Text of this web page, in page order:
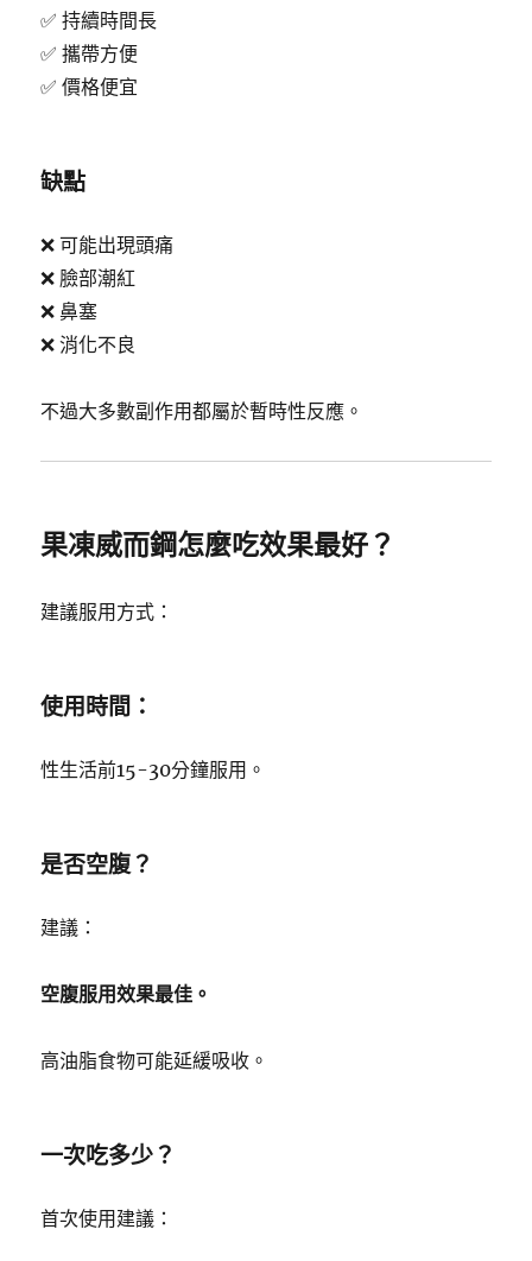
✅ 持續時間長
✅ 攜帶方便
✅ 價格便宜
缺點
❌ 可能出現頭痛
❌ 臉部潮紅
❌ 鼻塞
❌ 消化不良
不過大多數副作用都屬於暫時性反應。
果凍威而鋼怎麼吃效果最好？
建議服用方式：
使用時間：
性生活前15-30分鐘服用。
是否空腹？
建議：
空腹服用效果最佳。
高油脂食物可能延緩吸收。
一次吃多少？
首次使用建議：